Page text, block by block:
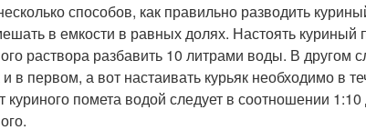
способов, как правильно разводить
в емкости в равных долях. Настоять
раствора разбавить 10 литрами воды. В другом
и в первом, а вот настаивать курьяк необходимо в
куриного помета водой следует в соотношении